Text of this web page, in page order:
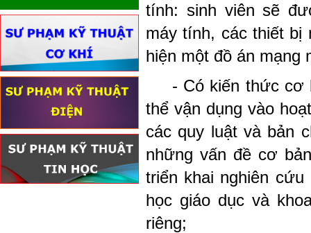
tính: sinh viên sẽ
máy tính, các thiết bị
hiện một đồ án mạng
- Có kiến thức cơ
thể vận dụng vào
các quy luật và bản
những vấn đề cơ
triển khai nghiên
học giáo dục và
riêng;